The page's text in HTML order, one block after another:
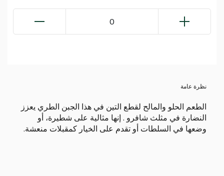
0
نظرة عامة
الطعم الحلو والمالح لقطع التين في هذا الجبن الطري يعزز
النضارة في مثلث شافرو . إنها مثالية على شطيرة، أو
وضعها في السلطات أو تقدم على الخيار كمقبلات منعشة.